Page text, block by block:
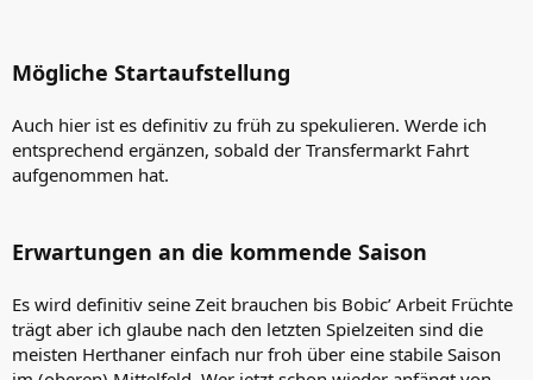
Mögliche Startaufstellung
Auch hier ist es definitiv zu früh zu spekulieren. Werde ich
entsprechend ergänzen, sobald der Transfermarkt Fahrt
aufgenommen hat.
Erwartungen an die kommende Saison
Es wird definitiv seine Zeit brauchen bis Bobic’ Arbeit Früchte
trägt aber ich glaube nach den letzten Spielzeiten sind die
meisten Herthaner einfach nur froh über eine stabile Saison